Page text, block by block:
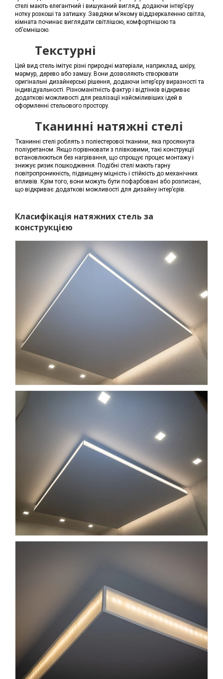
стелі мають елегантний і вишуканий вигляд, додаючи інтер’єру
нотку розкоші та затишку. Завдяки м’якому віддзеркаленню світла,
кімната починає виглядати світлішою, комфортнішою та
об’ємнішою.
Текстурні
Цей вид стель імітує різні природні матеріали, наприклад, шкіру,
мармур, дерево або замшу. Вони дозволяють створювати
оригінальні дизайнерські рішення, додаючи інтер’єру виразності та
індивідуальності. Різноманітність фактур і відтінків відкриває
додаткові можливості для реалізації найсміливіших ідей в
оформленні стельового простору.
Тканинні натяжні стелі
Тканинні стелі роблять з поліестерової тканини, яка просякнута
поліуретаном. Якщо порівнювати з плівковими, такі конструкції
встановлюються без нагрівання, що спрощує процес монтажу і
знижує ризик пошкодження. Подібні стелі мають гарну
повітропроникність, підвищену міцність і стійкість до механічних
впливів. Крім того, вони можуть бути пофарбовані або розписані,
що відкриває додаткові можливості для дизайну інтер’єрів.
Класифікація натяжних стель за
конструкцією